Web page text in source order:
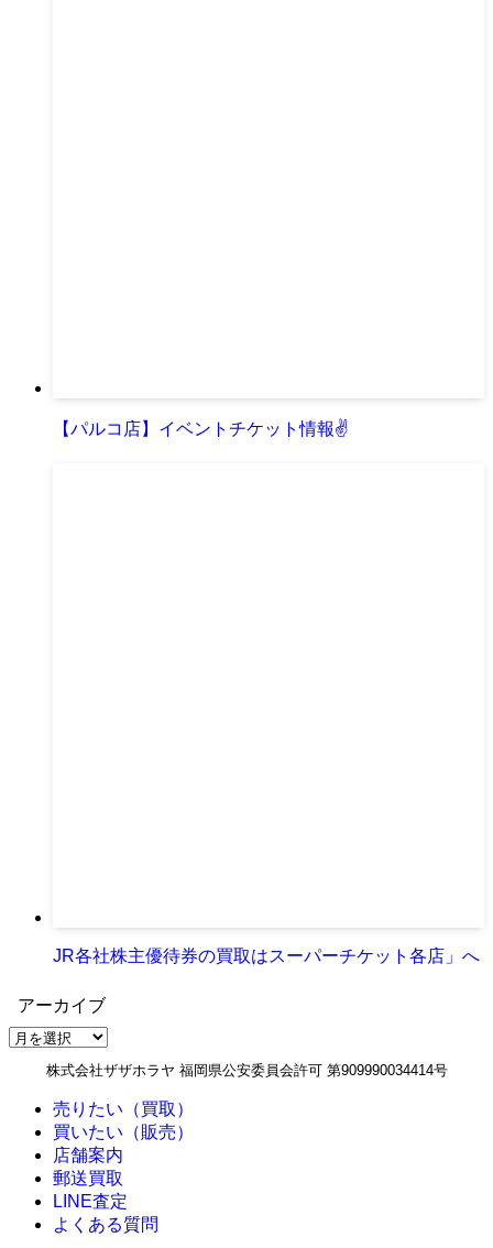
【パルコ店】イベントチケット情報✌
JR各社株主優待券の買取はスーパーチケット各店」へ
アーカイブ
ア
株式会社ザザホラヤ 福岡県公安委員会許可 第909990034414号
売りたい（買取）
買いたい（販売）
店舗案内
郵送買取
LINE査定
よくある質問